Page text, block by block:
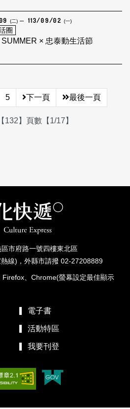
(二) 113/09/02 (一)
圈
SUMMER × 忠泰動生活節
5 下一頁 最後一頁
132】頁數【1/17】
市府路一號四樓東北區
線)，外縣市請撥 02-27208889
Firefox、Chrome(螢幕設定最佳顯示
電子書
活動特區
我要刊登